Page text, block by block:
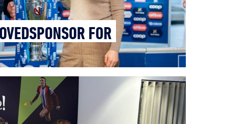
FOR